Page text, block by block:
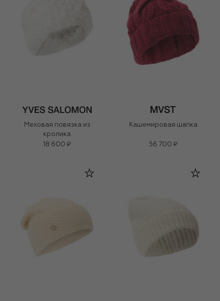
Меховая повязка из
кролика
18 600 ₽
Кашемировая шапка
56 700 ₽